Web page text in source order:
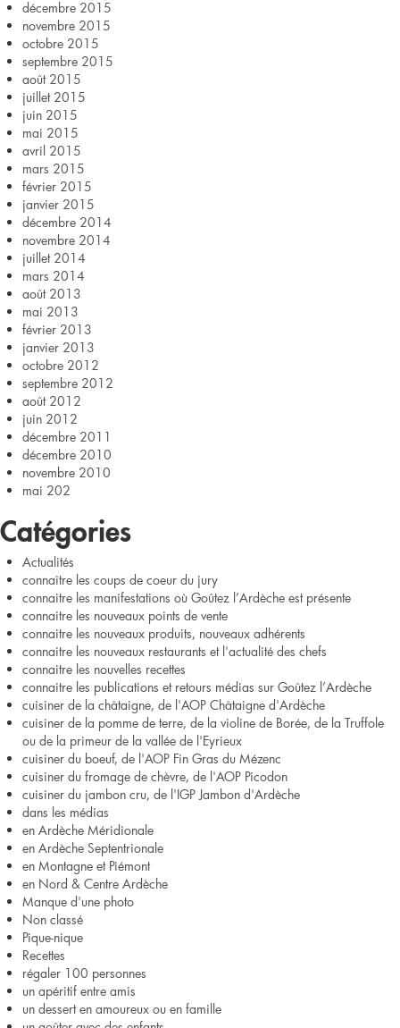
décembre 2015
novembre 2015
octobre 2015
septembre 2015
août 2015
juillet 2015
juin 2015
mai 2015
avril 2015
mars 2015
février 2015
janvier 2015
décembre 2014
novembre 2014
juillet 2014
mars 2014
août 2013
mai 2013
février 2013
janvier 2013
octobre 2012
septembre 2012
août 2012
juin 2012
décembre 2011
décembre 2010
novembre 2010
mai 202
Catégories
Actualités
connaître les coups de coeur du jury
connaitre les manifestations où Goûtez l’Ardèche est présente
connaitre les nouveaux points de vente
connaitre les nouveaux produits, nouveaux adhérents
connaitre les nouveaux restaurants et l'actualité des chefs
connaitre les nouvelles recettes
connaitre les publications et retours médias sur Goûtez l’Ardèche
cuisiner de la châtaigne, de l'AOP Châtaigne d'Ardèche
cuisiner de la pomme de terre, de la violine de Borée, de la Truffole
ou de la primeur de la vallée de l'Eyrieux
cuisiner du boeuf, de l'AOP Fin Gras du Mézenc
cuisiner du fromage de chèvre, de l'AOP Picodon
cuisiner du jambon cru, de l'IGP Jambon d'Ardèche
dans les médias
en Ardèche Méridionale
en Ardèche Septentrionale
en Montagne et Piémont
en Nord & Centre Ardèche
Manque d'une photo
Non classé
Pique-nique
Recettes
régaler 100 personnes
un apéritif entre amis
un dessert en amoureux ou en famille